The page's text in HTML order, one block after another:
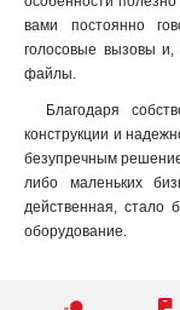
вами постоянно
голосовые вызовы
файлы.
Благодаря
конструкции и
безупречным
либо маленьких
действенная, стало
оборудование.